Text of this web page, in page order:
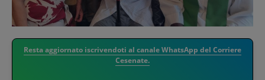
Resta aggiornato iscrivendoti al canale WhatsApp del Corriere
Cesenate.